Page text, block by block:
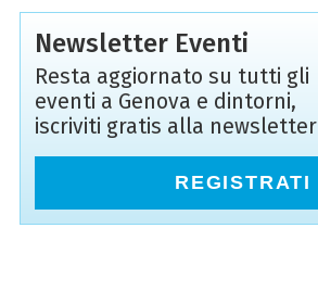
Newsletter Eventi
Resta aggiornato su tutti gli
eventi a Genova e dintorni,
iscriviti gratis alla newsletter
REGISTRATI